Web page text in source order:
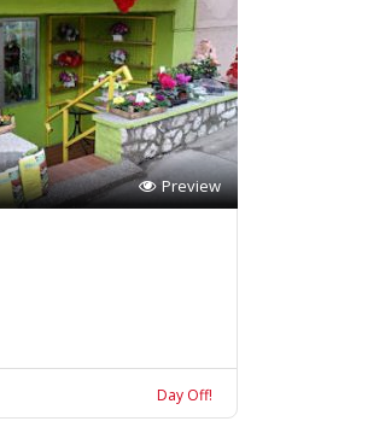
Preview
Day Off!